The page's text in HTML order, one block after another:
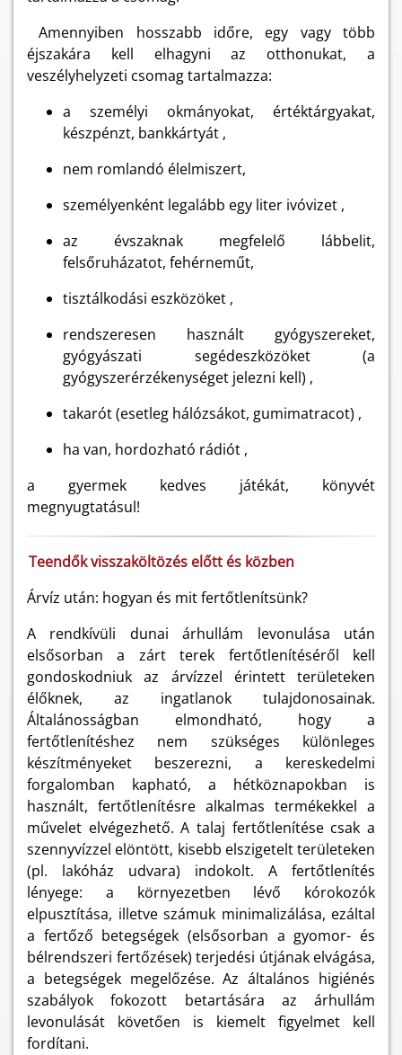
Amennyiben hosszabb időre, egy vagy több
éjszakára kell elhagyni az otthonukat, a
veszélyhelyzeti csomag tartalmazza:
a személyi okmányokat, értéktárgyakat,
készpénzt, bankkártyát ,
nem romlandó élelmiszert,
személyenként legalább egy liter ivóvizet ,
az évszaknak megfelelő lábbelit,
felsőruházatot, fehérneműt,
tisztálkodási eszközöket ,
rendszeresen használt gyógyszereket,
gyógyászati segédeszközöket (a
gyógyszerérzékenységet jelezni kell) ,
takarót (esetleg hálózsákot, gumimatracot) ,
ha van, hordozható rádiót ,
a gyermek kedves játékát, könyvét
megnyugtatásul!
Teendők visszaköltözés előtt és közben
Árvíz után: hogyan és mit fertőtlenítsünk?
A rendkívüli dunai árhullám levonulása után
elsősorban a zárt terek fertőtlenítéséről kell
gondoskodniuk az árvízzel érintett területeken
élőknek, az ingatlanok tulajdonosainak.
Általánosságban elmondható, hogy a
fertőtlenítéshez nem szükséges különleges
készítményeket beszerezni, a kereskedelmi
forgalomban kapható, a hétköznapokban is
használt, fertőtlenítésre alkalmas termékekkel a
művelet elvégezhető. A talaj fertőtlenítése csak a
szennyvízzel elöntött, kisebb elszigetelt területeken
(pl. lakóház udvara) indokolt. A fertőtlenítés
lényege: a környezetben lévő kórokozók
elpusztítása, illetve számuk minimalizálása, ezáltal
a fertőző betegségek (elsősorban a gyomor- és
bélrendszeri fertőzések) terjedési útjának elvágása,
a betegségek megelőzése. Az általános higiénés
szabályok fokozott betartására az árhullám
levonulását követően is kiemelt figyelmet kell
fordítani.